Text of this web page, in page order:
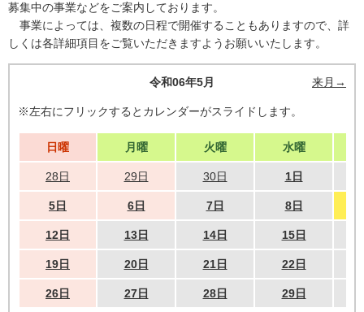
募集中の事業などをご案内しております。
事業によっては、複数の日程で開催することもありますので、詳
しくは各詳細項目をご覧いただきますようお願いいたします。
令和06年5月 来月→
※左右にフリックするとカレンダーがスライドします。
日曜 月曜 火曜 水曜
28日 29日 30日 1日
5日 6日 7日 8日
12日 13日 14日 15日
19日 20日 21日 22日
26日 27日 28日 29日